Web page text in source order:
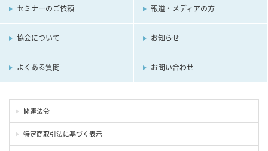
セミナーのご依頼 報道・メディアの方
協会について お知らせ
よくある質問 お問い合わせ
関連法令
特定商取引法に基づく表示